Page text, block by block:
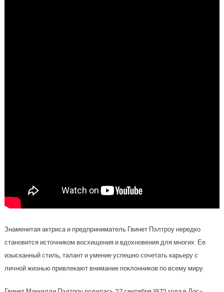
Знаменитая актриса и предприниматель Гвинет Пэлтроу нередко
становится источником восхищения и вдохновения для многих. Ее
изысканный стиль, талант и умение успешно сочетать карьеру с
личной жизнью привлекают внимание поклонников по всему миру.